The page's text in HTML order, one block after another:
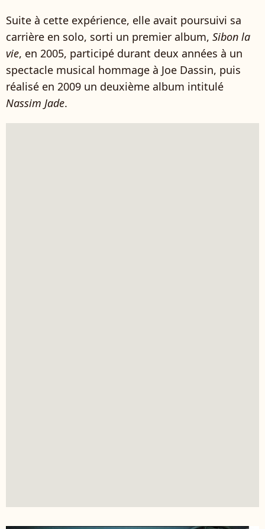
Suite à cette expérience, elle avait poursuivi sa
carrière en solo, sorti un premier album, Sibon la
vie, en 2005, participé durant deux années à un
spectacle musical hommage à Joe Dassin, puis
réalisé en 2009 un deuxième album intitulé
Nassim Jade.